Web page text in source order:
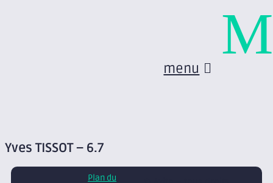
menu
Yves TISSOT – 6.7
Plan du
M